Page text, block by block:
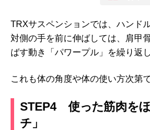
TRXサスペンションでは、ハンド
対側の手を前に伸ばしては、肩甲
ばす動き「パワープル」を繰り返し
これも体の角度や体の使い方次第
STEP4 使った筋肉を
チ」